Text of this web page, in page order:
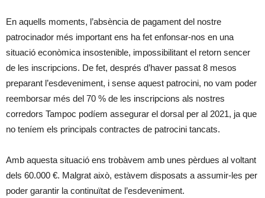
En aquells moments, l’absència de pagament del nostre
patrocinador més important ens ha fet enfonsar-nos en una
situació econòmica insostenible, impossibilitant el retorn sencer
de les inscripcions. De fet, després d’haver passat 8 mesos
preparant l’esdeveniment, i sense aquest patrocini, no vam poder
reemborsar més del 70 % de les inscripcions als nostres
corredors Tampoc podíem assegurar el dorsal per al 2021, ja que
no teníem els principals contractes de patrocini tancats.
Amb aquesta situació ens trobàvem amb unes pèrdues al voltant
dels 60.000 €. Malgrat això, estàvem disposats a assumir-les per
poder garantir la continuïtat de l’esdeveniment.